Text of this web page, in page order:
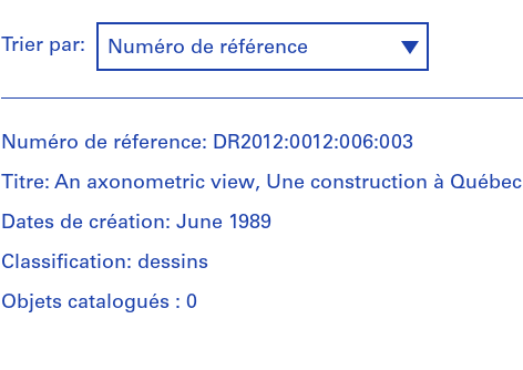
Trier par: Numéro de référence
Numéro de réference: DR2012:0012:006:003
Titre: An axonometric view, Une construction à Québec
Dates de création: June 1989
Classification: dessins
Objets catalogués : 0